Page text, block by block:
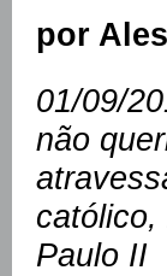
por
01/09/
não
católico,
Paulo II